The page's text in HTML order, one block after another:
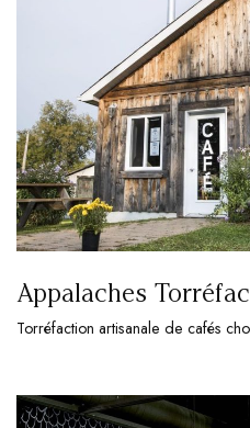
Appalaches
Torréfaction artisanale de cafés